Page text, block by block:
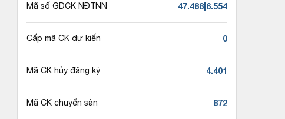
Mã số GDCK NĐTNN 47.488|6.554
Cấp mã CK dự kiến 0
Mã CK hủy đăng ký 4.401
Mã CK chuyển sàn 872